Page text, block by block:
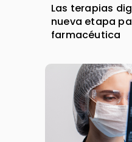
Las terapias
nueva etapa
farmacéutica